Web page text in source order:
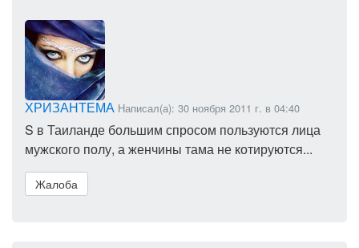
ХРИЗАНТЕМА Написал(а): 30 ноября 2011 г. в 04:40
S в Таиланде большим спросом пользуются лица
мужского полу, а женчины тама не котируются...
Жалоба